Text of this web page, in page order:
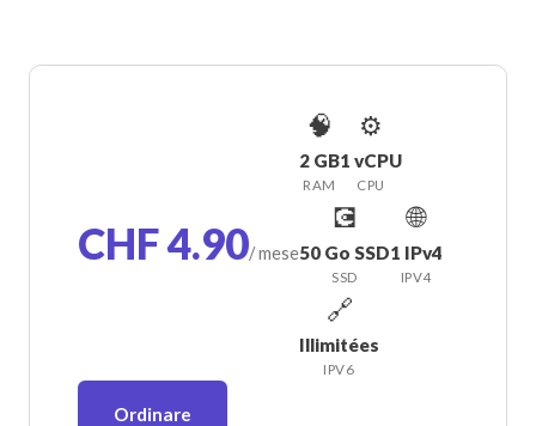
CHF 4.90/ mese
🧠
2 GB
RAM
⚙️
1 vCPU
CPU
💽
50 Go SSD
SSD
🌐
1 IPv4
IPV4
🔗
Illimitées
IPV6
Ordinare